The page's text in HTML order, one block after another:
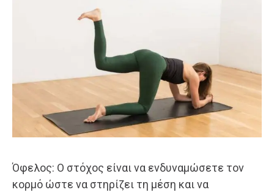
Όφελος: Ο στόχος είναι να ενδυναμώσετε τον
κορμό ώστε να στηρίζει τη μέση και να